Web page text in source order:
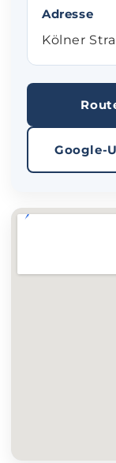
Adresse
Kölner
Google-